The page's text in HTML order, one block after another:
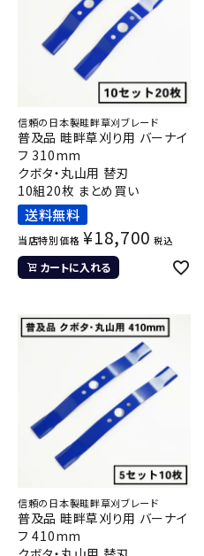
信頼の日本製畦畔草刈ブレード
普及品 畦畔草刈り用 バーナイ
フ 310mm
クボタ・丸山用 替刃
10組20枚 まとめ買い
送料無料
当店特別価格 ¥18,700 税込
カートに入れる
信頼の日本製畦畔草刈ブレード
普及品 畦畔草刈り用 バーナイ
フ 410mm